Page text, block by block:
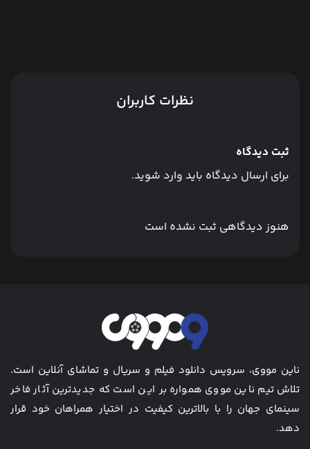
نظرات کاربران
ثبت دیدگاه
برای ارسال دیدگاه باید وارد شوید.
هنوز دیدگاهی ثبت نشده است
ناین مووی، سرویس دانلود فیلم و سریال و تماشای آنلاین است.
تلاش تیم ناین مووی همواره بر این است که جدیدترین آثار فاخر
سینمای جهان را با بالاترین کیفیت در اختیار همراهان خود قرار
دهد.